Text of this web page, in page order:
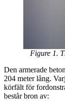
Figure 1.
Den armerade
204 meter lång.
körfält för
består bron av: